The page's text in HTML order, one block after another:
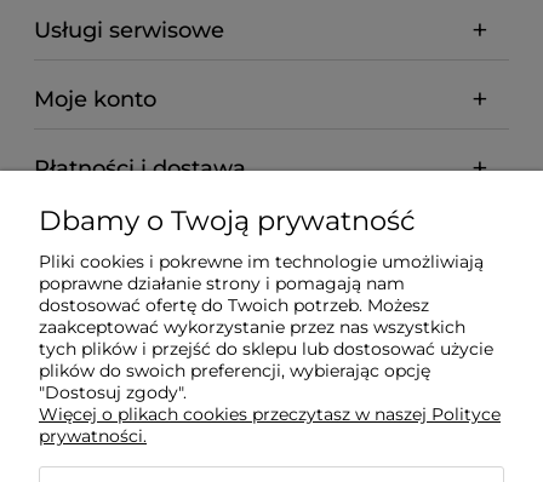
Usługi serwisowe
Moje konto
Płatności i dostawa
Informacje
O nas
Wyposażenie Gastronomii - Projekty Technologiczne -
Sklep Gastronomiczny - Serwis Sprzętu
Gastronomicznego | Gdańsk - Trójmiasto - Pomorskie
Dbamy o Twoją prywatność
Pliki cookies i pokrewne im technologie umożliwiają
poprawne działanie strony i pomagają nam
dostosować ofertę do Twoich potrzeb. Możesz
zaakceptować wykorzystanie przez nas wszystkich
tych plików i przejść do sklepu lub dostosować użycie
plików do swoich preferencji, wybierając opcję
"Dostosuj zgody".
Więcej o plikach cookies przeczytasz w naszej Polityce
prywatności.